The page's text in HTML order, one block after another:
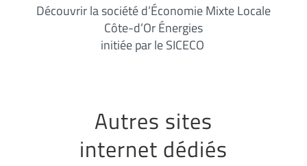
Découvrir la société d’Économie Mixte Locale
Côte-d’Or Énergies
initiée par le SICECO
Autres sites
internet dédiés